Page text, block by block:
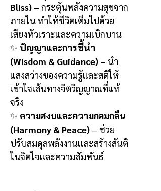
Bliss) – กระตุ้นพลังความสุขจาก
ภายใน ทำให้ชีวิตเต็มไปด้วย
เสียงหัวเราะและความเบิกบาน
✨ ปัญญาและการชี้นำ
(Wisdom & Guidance) – นำ
แสงสว่างของความรู้และสติให้
เข้าใจเส้นทางจิตวิญญาณที่แท้
จริง
✨ ความสงบและความกลมกลืน
(Harmony & Peace) – ช่วย
ปรับสมดุลพลังงานและสร้างสันติ
ในจิตใจและความสัมพันธ์